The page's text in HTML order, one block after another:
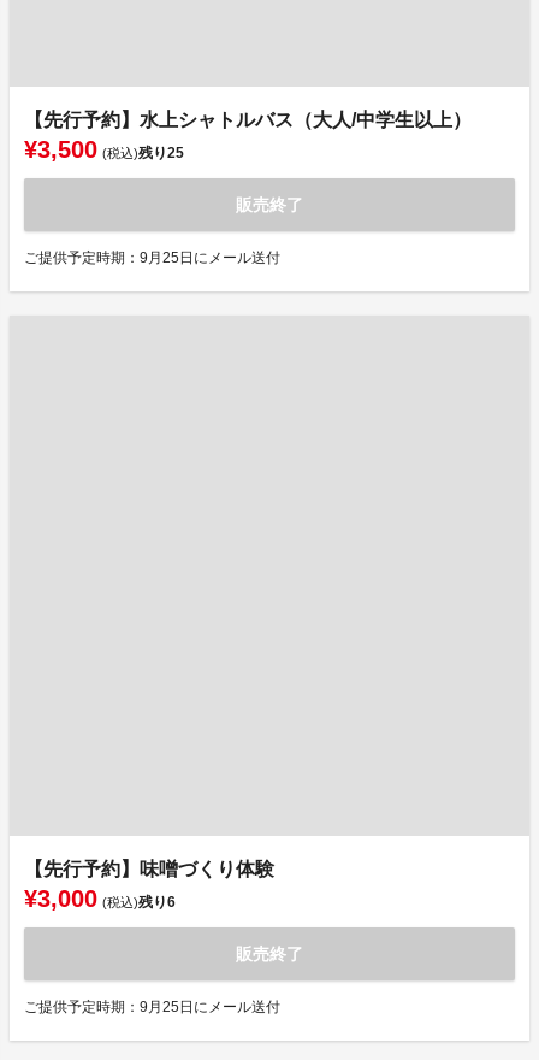
【先行予約】水上シャトルバス（大人/中学生以上）
¥3,500 (税込)残り25
販売終了
ご提供予定時期：9月25日にメール送付
【先行予約】味噌づくり体験
¥3,000 (税込)残り6
販売終了
ご提供予定時期：9月25日にメール送付